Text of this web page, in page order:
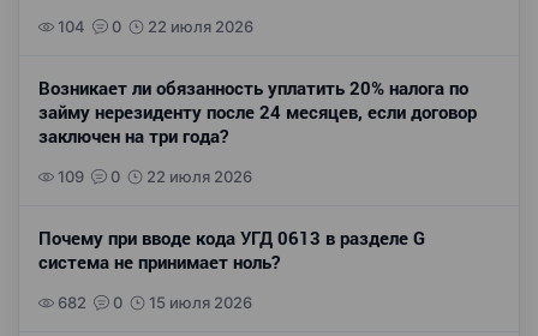
104 0 22 июля 2026
Возникает ли обязанность уплатить 20% налога по
займу нерезиденту после 24 месяцев, если договор
заключен на три года?
109 0 22 июля 2026
Почему при вводе кода УГД 0613 в разделе G
система не принимает ноль?
682 0 15 июля 2026